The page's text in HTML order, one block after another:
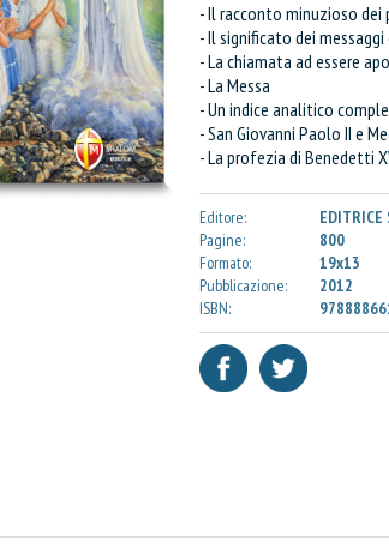
- Il racconto minuzioso dei
- Il significato dei messaggi
- La chiamata ad essere
- La Messa
- Un indice analitico
- San Giovanni Paolo II e
- La profezia di Benedetti
Editore:
EDITRICE
Pagine:
800
Formato:
19x13
Pubblicazione:
2012
ISBN:
IL MIO CARRELLO
stai aggiungendo questo articolo:
pezzi
Quantità:
VAI AL CARRELLO